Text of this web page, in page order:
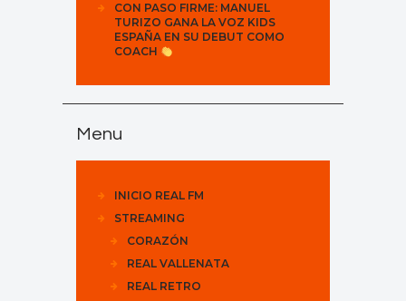
CON PASO FIRME: MANUEL
TURIZO GANA LA VOZ KIDS
ESPAÑA EN SU DEBUT COMO
COACH
Menu
INICIO REAL FM
STREAMING
CORAZÓN
REAL VALLENATA
REAL RETRO